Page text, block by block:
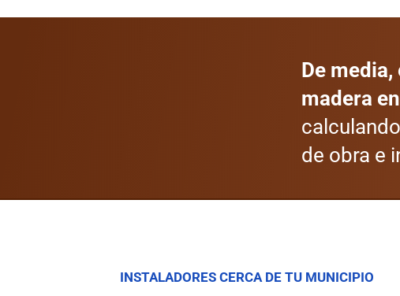
De
madera
de obra e
INSTALADORES CERCA DE TU MUNICIPIO